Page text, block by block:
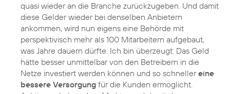
quasi wieder an die Branche zurückzugeben. Und damit
diese Gelder wieder bei denselben Anbietern
ankommen, wird nun eigens eine Behörde mit
perspektivisch mehr als 100 Mitarbeitern aufgebaut,
was Jahre dauern dürfte. Ich bin überzeugt: Das Geld
hätte besser unmittelbar von den Betreibern in die
Netze investiert werden können und so schnellereine
bessere Versorgung für die Kunden ermöglicht.